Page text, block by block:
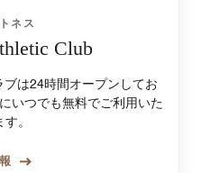
ネス
Club
は24時間オープンしてお
いつでも無料でご利用いた
。